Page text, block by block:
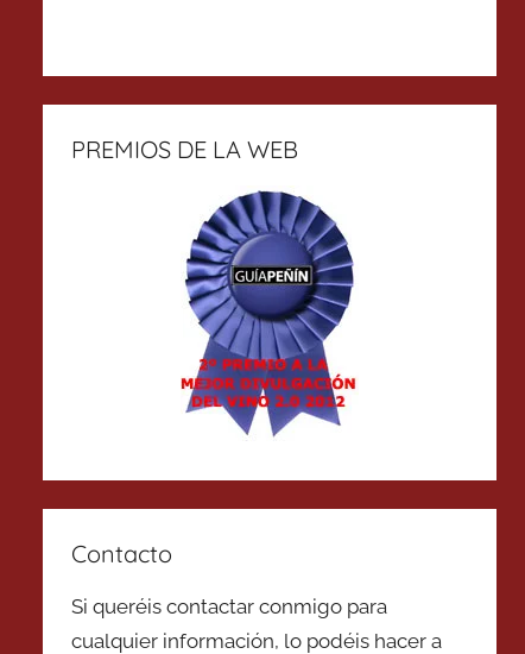
PREMIOS DE LA WEB
Contacto
Si queréis contactar conmigo para
cualquier información, lo podéis hacer a